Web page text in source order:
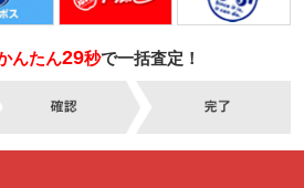
んたん29秒で一括査定！